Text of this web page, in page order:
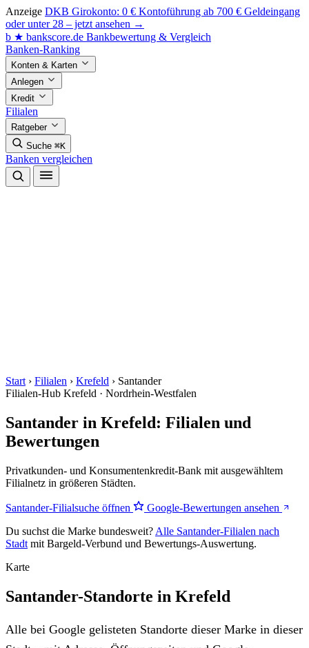
Anzeige DKB Girokonto: 0 € Kontoführung ab 700 € Geldeingang
oder unter 28 – jetzt ansehen →
b ★ bankscore.de Bankbewertung & Vergleich
Banken-Ranking
Konten & Karten
Anlegen
Kredit
Filialen
Ratgeber
Suche ⌘K
Banken vergleichen
Start › Filialen › Krefeld › Santander
Filialen-Hub Krefeld · Nordrhein-Westfalen
Santander in Krefeld: Filialen und
Bewertungen
Privatkunden- und Konsumentenkredit-Bank mit ausgewähltem
Filialnetz in größeren Städten.
Santander-Filialsuche öffnen
Google-Bewertungen ansehen
Du suchst die Marke bundesweit? Alle Santander-Filialen nach
Stadt mit Bargeld-Verbund und Bewertungs-Auswertung.
Karte
Santander-Standorte in Krefeld
Alle bei Google gelisteten Standorte dieser Marke in dieser